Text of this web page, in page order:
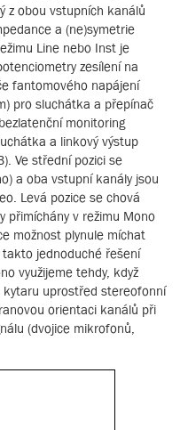
z obou vstupních kanálů
a (ne)symetrie
Line nebo Inst je
zesílení na
fantomového napájení
pro sluchátka a přepínač
monitoring
a linkový výstup
Ve střední pozici se
a oba vstupní kanály jsou
Levá pozice se chová
přimíchány v režimu Mono
možnost plynule míchat
takto jednoduché řešení
využijeme tehdy, když
uprostřed stereofonní
orientaci kanálů při
(dvojice mikrofonů,